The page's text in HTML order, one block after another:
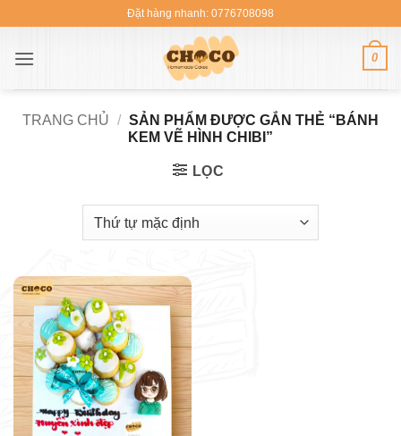
nội
Đặt hàng nhanh: 0776708098
0
TRANG CHỦ / SẢN PHẨM ĐƯỢC GẮN THẺ “BÁNH
KEM VẼ HÌNH CHIBI”
LỌC